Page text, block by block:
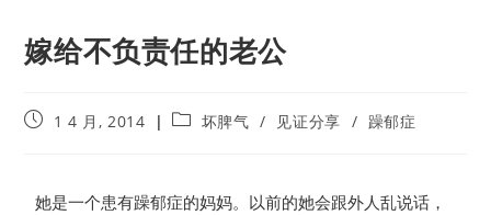
嫁给不负责任的老公
1 4 月, 2014 坏脾气 / 见证分享 / 躁郁症
她是一个患有躁郁症的妈妈。以前的她会跟外人乱说话，